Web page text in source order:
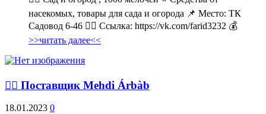
насекомых, товары для сада и огорода 📌 Место: ТК
Садовод 6-46 👉🏻 Ссылка: https://vk.com/farid3232 💰
>>читать далее<<
💁‍♂ Поставщик Mehdi Árbàb
18.01.2023 0